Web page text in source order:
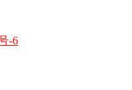
-6